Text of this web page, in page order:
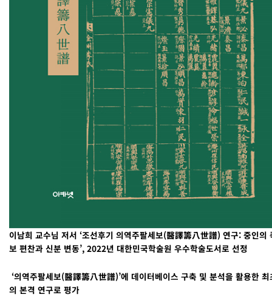
이남희 교수님 저서 ‘조선후기 의역주팔세보(醫譯籌八世譜) 연구: 중인의
보 편찬과 신분 변동’, 2022년 대한민국학술원 우수학술도서로 선정
‘의역주팔세보(醫譯籌八世譜)’에 데이터베이스 구축 및 분석을 활용한 최
의 본격 연구로 평가